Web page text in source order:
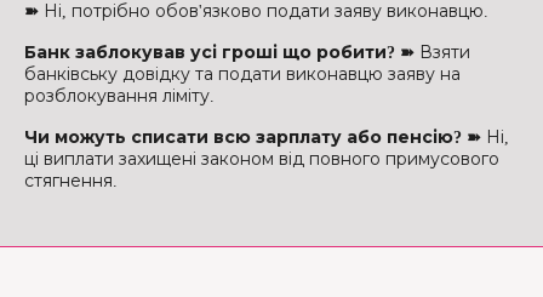
➽ Ні, потрібно обов'язково подати заяву виконавцю.
Банк заблокував усі гроші що робити? ➽ Взяти
банківську довідку та подати виконавцю заяву на
розблокування ліміту.
Чи можуть списати всю зарплату або пенсію? ➽ Ні,
ці виплати захищені законом від повного примусового
стягнення.